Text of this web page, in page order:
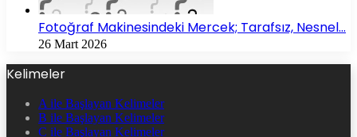
Fotoğraf Makinesindeki Mercek; Tarafsız, Nesnel…
26 Mart 2026
Kelimeler
A ile Başlayan Kelimeler
B ile Başlayan Kelimeler
C ile Başlayan Kelimeler